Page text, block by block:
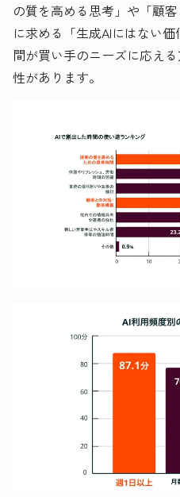
の質を高める思考」や「顧
に求める「生成AIにはない
間が買い手のニーズに応え
性があります。